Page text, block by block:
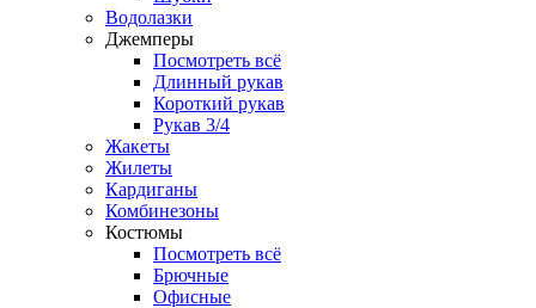
Водолазки
Джемперы
Посмотреть всё
Длинный рукав
Короткий рукав
Рукав 3/4
Жакеты
Жилеты
Кардиганы
Комбинезоны
Костюмы
Посмотреть всё
Брючные
Офисные